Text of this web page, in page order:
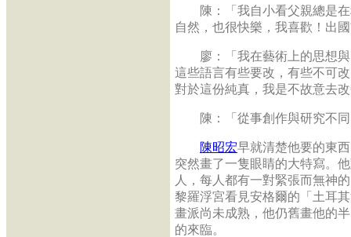
陳：「我自小看父親總是在
自然，也很快樂，我喜歡！出
廖：「我在藝術上的思想與
這些語言有些要改，有些不可
對於這份純真，我是不故意去
陳：「從事創作與研究不同
陳昭宏早就清楚他要的東
突然畫了一隻眼睛的大特寫。
人，每人都有一對緊張而無神
黎羅浮宮看見安格爾的「土耳
畫派尚未成熟，他仍舊畫他的
的來臨。